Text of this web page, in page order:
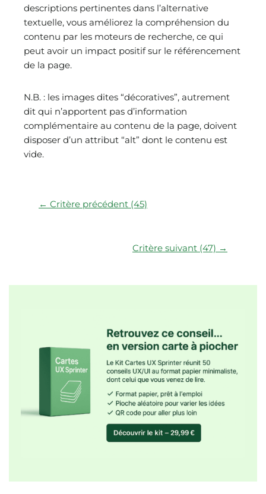
descriptions pertinentes dans l’alternative
textuelle, vous améliorez la compréhension du
contenu par les moteurs de recherche, ce qui
peut avoir un impact positif sur le référencement
de la page.
N.B. : les images dites “décoratives”, autrement
dit qui n’apportent pas d’information
complémentaire au contenu de la page, doivent
disposer d’un attribut “alt” dont le contenu est
vide.
← Critère précédent (45)
Critère suivant (47) →